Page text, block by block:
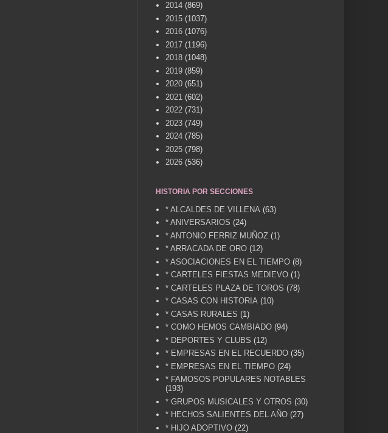
2014 (869)
2015 (1037)
2016 (1076)
2017 (1196)
2018 (1048)
2019 (859)
2020 (651)
2021 (602)
2022 (731)
2023 (749)
2024 (785)
2025 (798)
2026 (536)
HISTORIA POR SECCIONES
* ALCALDES DE VILLENA (63)
* ANIVERSARIOS (24)
* ANTONIO FERRIZ MUÑOZ (1)
* ARRACADA DE ORO (12)
* ASOCIACIONES EN EL TIEMPO (8)
* CARTELES FIESTAS MEDIEVO (1)
* CARTELES PLAZA DE TOROS (78)
* CASAS CON HISTORIA (10)
* CASAS RURALES (1)
* COMO HEMOS CAMBIADO (94)
* DEPORTES Y CLUBS (12)
* EMPRESAS EN EL RECUERDO (35)
* EMPRESAS EN EL TIEMPO (24)
* FAMOSOS POPULARES NOTABLES
(193)
* GRUPOS MUSICALES Y OTROS (30)
* HECHOS SALIENTES DEL AÑO (27)
* HIJO ADOPTIVO (22)